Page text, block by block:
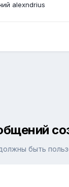
alexndrius
быть